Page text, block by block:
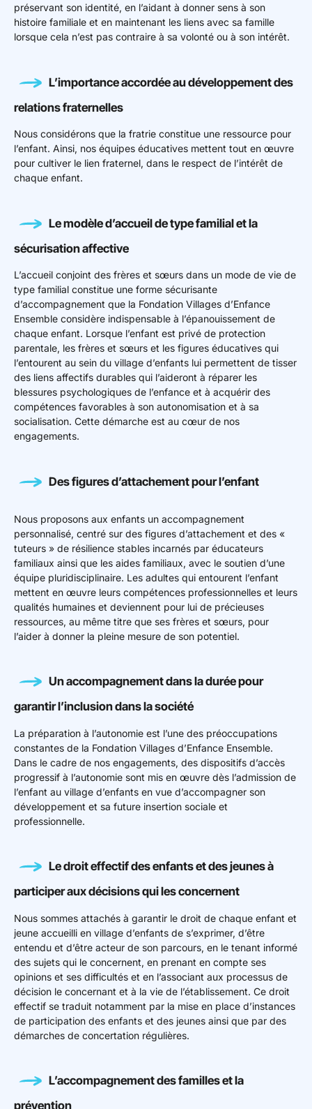
préservant son identité, en l’aidant à donner sens à son
histoire familiale et en maintenant les liens avec sa famille
lorsque cela n’est pas contraire à sa volonté ou à son intérêt.
L’importance accordée au développement des
relations fraternelles
Nous considérons que la fratrie constitue une ressource pour
l’enfant. Ainsi, nos équipes éducatives mettent tout en œuvre
pour cultiver le lien fraternel, dans le respect de l’intérêt de
chaque enfant.
Le modèle d’accueil de type familial et la
sécurisation affective
L’accueil conjoint des frères et sœurs dans un mode de vie de
type familial constitue une forme sécurisante
d’accompagnement que la Fondation Villages d’Enfance
Ensemble considère indispensable à l’épanouissement de
chaque enfant. Lorsque l’enfant est privé de protection
parentale, les frères et sœurs et les figures éducatives qui
l’entourent au sein du village d’enfants lui permettent de tisser
des liens affectifs durables qui l’aideront à réparer les
blessures psychologiques de l’enfance et à acquérir des
compétences favorables à son autonomisation et à sa
socialisation. Cette démarche est au cœur de nos
engagements.
Des figures d’attachement pour l’enfant
Nous proposons aux enfants un accompagnement
personnalisé, centré sur des figures d’attachement et des «
tuteurs » de résilience stables incarnés par éducateurs
familiaux ainsi que les aides familiaux, avec le soutien d’une
équipe pluridisciplinaire. Les adultes qui entourent l’enfant
mettent en œuvre leurs compétences professionnelles et leurs
qualités humaines et deviennent pour lui de précieuses
ressources, au même titre que ses frères et sœurs, pour
l’aider à donner la pleine mesure de son potentiel.
Un accompagnement dans la durée pour
garantir l’inclusion dans la société
La préparation à l’autonomie est l’une des préoccupations
constantes de la Fondation Villages d’Enfance Ensemble.
Dans le cadre de nos engagements, des dispositifs d’accès
progressif à l’autonomie sont mis en œuvre dès l’admission de
l’enfant au village d’enfants en vue d’accompagner son
développement et sa future insertion sociale et
professionnelle.
Le droit effectif des enfants et des jeunes à
participer aux décisions qui les concernent
Nous sommes attachés à garantir le droit de chaque enfant et
jeune accueilli en village d’enfants de s’exprimer, d’être
entendu et d’être acteur de son parcours, en le tenant informé
des sujets qui le concernent, en prenant en compte ses
opinions et ses difficultés et en l’associant aux processus de
décision le concernant et à la vie de l’établissement. Ce droit
effectif se traduit notamment par la mise en place d’instances
de participation des enfants et des jeunes ainsi que par des
démarches de concertation régulières.
L’accompagnement des familles et la
prévention